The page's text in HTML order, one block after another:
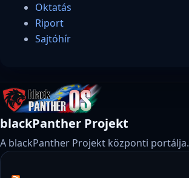
Oktatás
Riport
Sajtóhír
blackPanther Projekt
A blackPanther Projekt központi portálja.